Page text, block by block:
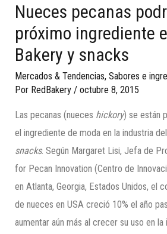
Nueces pecanas
próximo ingrediente
Bakery y snacks
Mercados & Tendencias,Sabores e
Por RedBakery /octubre 8, 2015
Las pecanas (nueces hickory) se están
el ingrediente de moda en la industria
snacks. Según Margaret Lisi, Jefa de
for Pecan Innovation (Centro de
en Atlanta, Georgia, Estados Unidos, el
de nueces en USA creció 10% el año
aumentar aún más al crecer su uso en la